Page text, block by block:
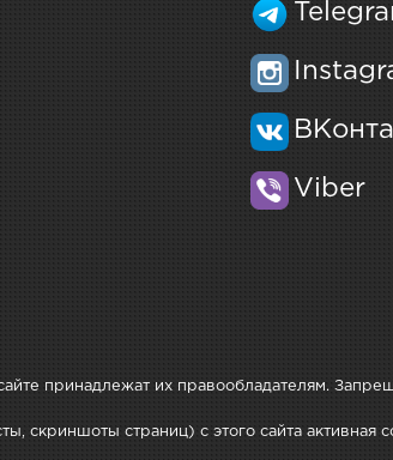
Viber
принадлежат их правообладателям.
скриншоты страниц) с этого сайта активная